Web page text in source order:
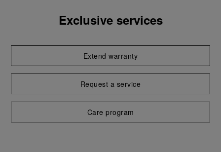
Exclusive services
Extend warranty
Request a service
Care program